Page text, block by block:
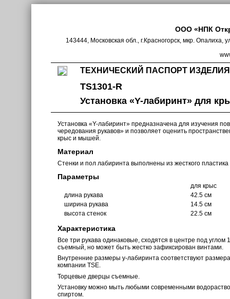
ООО «НПК
143444, Московская обл., г.Красногорск, мкр. Опалиха,
ТЕХНИЧЕСКИЙ ПАСПОРТ
TS1301-R
Установка «Y-лабиринт» для
Установка «Y-лабиринт» предназначена для изучения
чередования рукавов» и позволяет оценить
крыс и мышей.
Материал
Стенки и пол лабиринта выполнены из жесткого пластика
Параметры
для крыс
длина рукава
42.5 см
ширина рукава
14.5 см
высота стенок
22.5 см
Характеристика
Все три рукава одинаковые, сходятся в центре под углом
съемный, но может быть жестко зафиксирован винтами.
Внутренние размеры y-лабиринта соответствуют
компании TSE.
Торцевые дверцы съемные.
Установку можно мыть любыми современными
спиртом.